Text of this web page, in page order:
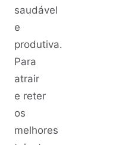
saudável
e
produtiva.
Para
atrair
e reter
os
melhores